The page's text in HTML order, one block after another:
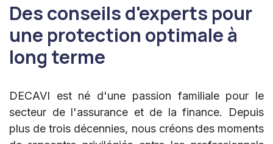
Des conseils d'experts pour
une protection optimale à
long terme
DECAVI est né d'une passion familiale pour le
secteur de l'assurance et de la finance. Depuis
plus de trois décennies, nous créons des moments